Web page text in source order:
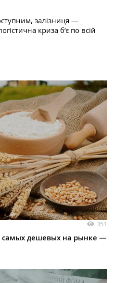
залізниця —
криза б’є по всій
351
самых дешевых на рынке —